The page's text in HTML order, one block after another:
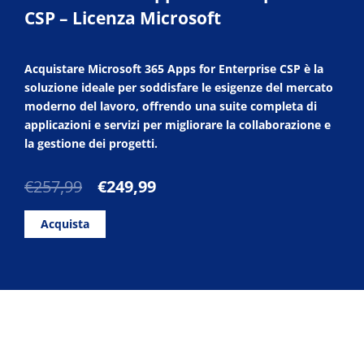
CSP – Licenza Microsoft
Acquistare Microsoft 365 Apps for Enterprise CSP è la
soluzione ideale per soddisfare le esigenze del mercato
moderno del lavoro, offrendo una suite completa di
applicazioni e servizi per migliorare la collaborazione e
la gestione dei progetti.
€257,99
Il
era:
€249,99Il
Acquista